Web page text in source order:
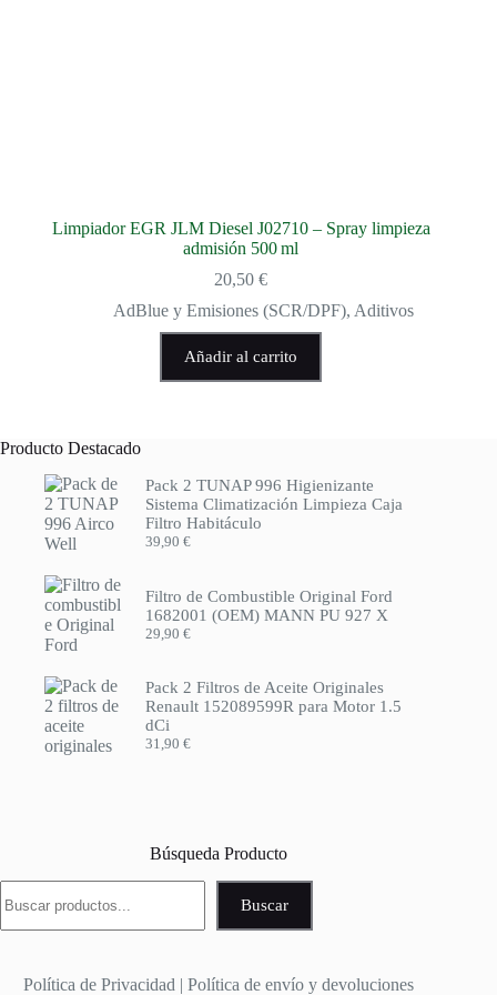
Limpiador EGR JLM Diesel J02710 – Spray limpieza
admisión 500 ml
20,50€
AdBlue y Emisiones (SCR/DPF), Aditivos
Añadir al carrito
Producto Destacado
Pack 2 TUNAP 996 Higienizante
Sistema Climatización Limpieza Caja
Filtro Habitáculo
39,90 €
Filtro de Combustible Original Ford
1682001 (OEM) MANN PU 927 X
29,90 €
Pack 2 Filtros de Aceite Originales
Renault 152089599R para Motor 1.5
dCi
31,90 €
Búsqueda Producto
Buscar
Política de Privacidad |Política de envío y devoluciones